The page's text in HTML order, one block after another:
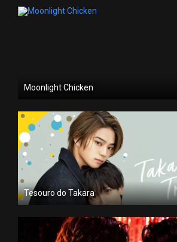
Moonlight Chicken
Tesouro do Takara